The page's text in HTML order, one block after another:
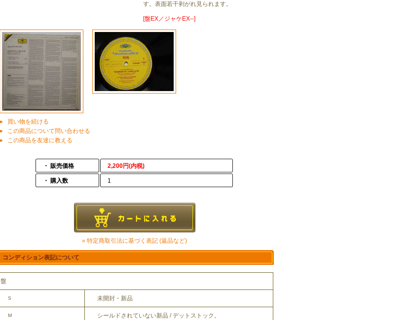
す。表面若干剥がれ見られます。
[盤EX／ジャケEX--]
買い物を続ける
この商品について問い合わせる
この商品を友達に教える
・ 販売価格 2,200円(内税)
・ 購入数 1
» 特定商取引法に基づく表記 (返品など)
コンディション表記について
盤
S 未開封・新品
M シールドされていない新品 / デットストック。